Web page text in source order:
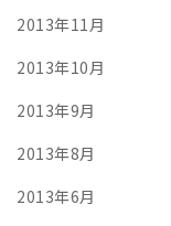
2013年11月
2013年10月
2013年9月
2013年8月
2013年6月